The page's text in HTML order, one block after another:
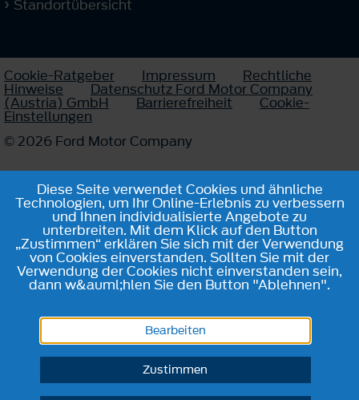
Standortübersicht
Cookie-Ratgeber Impressum Rechtliche
Hinweise Datenschutz Ford Motor Company
(Austria) GmbH Barrierefreiheit Cookie-
Einstellungen
© 2026 Ford Motor Company
Diese Seite verwendet Cookies und ähnliche
Technologien, um Ihr Online-Erlebnis zu verbessern
und Ihnen individualisierte Angebote zu
unterbreiten. Mit dem Klick auf den Button
„Zustimmen“ erklären Sie sich mit der Verwendung
von Cookies einverstanden. Sollten Sie mit der
Verwendung der Cookies nicht einverstanden sein,
dann w&auml;hlen Sie den Button "Ablehnen".
Bearbeiten
Zustimmen